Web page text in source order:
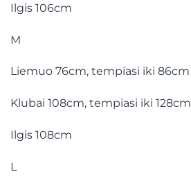
Ilgis 106cm
M
Liemuo 76cm, tempiasi iki 86cm
Klubai 108cm, tempiasi iki 128cm
Ilgis 108cm
L